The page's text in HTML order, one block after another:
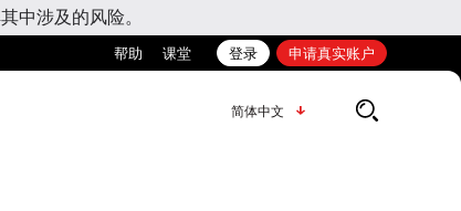
中涉及的风险。
帮助 课堂 登录 申请真实账户
简体中文